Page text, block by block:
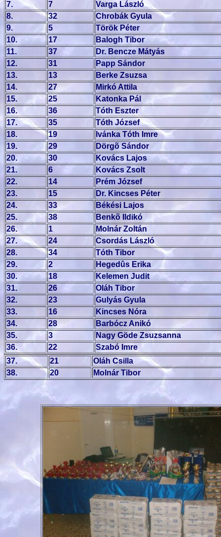
7. 7
Varga László
8.
32
Chrobák Gyula
9.
5
Török Péter
10.
17
Balogh Tibor
11.
37
Dr. Bencze Mátyás
12.
31
Papp Sándor
13.
13
Berke Zsuzsa
14.
27
Mirkó Attila
15.
25
Katonka Pál
16.
36
Tóth Eszter
17.
35
Tóth József
18.
19
Ivánka Tóth Imre
19.
29
Dörgõ Sándor
20.
30
Kovács Lajos
21.
6
Kovács Zsolt
22.
14
Prém József
23.
15
Dr. Kincses Péter
24.
33
Békési Lajos
25.
38
Benkõ Ildikó
26.
1
Molnár Zoltán
27.
24
Csordás László
28.
34
Tóth Tibor
29.
2
Hegedûs Erika
30.
18
Kelemen Judit
31.
26
Oláh Tibor
32.
23
Gulyás Gyula
33.
16
Kincses Nóra
34.
28
Barbócz Anikó
35.
3
Nagy Göde Zsuzsanna
36.
22
Szabó Imre
37.
21
Oláh Csilla
38.
20 Molnár Tibor